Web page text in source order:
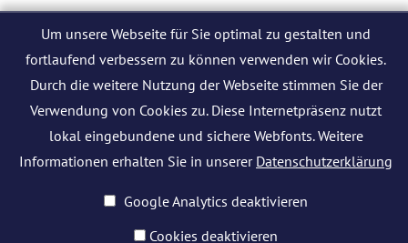
Um unsere Webseite für Sie optimal zu gestalten und
fortlaufend verbessern zu können verwenden wir Cookies.
Durch die weitere Nutzung der Webseite stimmen Sie der
Verwendung von Cookies zu. Diese Internetpräsenz nutzt
lokal eingebundene und sichere Webfonts. Weitere
Informationen erhalten Sie in unserer Datenschutzerklärung
Google Analytics deaktivieren
Cookies deaktivieren